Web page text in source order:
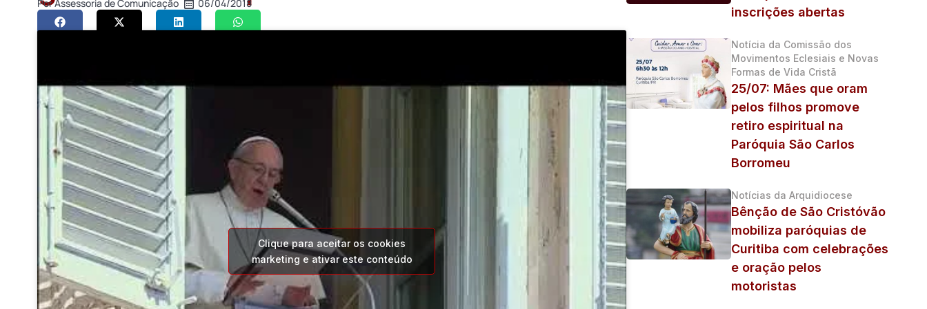
PorAssessoria de Comunicação 06/04/2018
Clique para aceitar os cookies
marketing e ativar este conteúdo
inscrições abertas
Notícia da Comissão dos
Movimentos Eclesiais e Novas
Formas de Vida Cristã
25/07: Mães que oram
pelos filhos promove
retiro espiritual na
Paróquia São Carlos
Borromeu
Notícias da Arquidiocese
Bênção de São Cristóvão
mobiliza paróquias de
Curitiba com celebrações
e oração pelos
motoristas